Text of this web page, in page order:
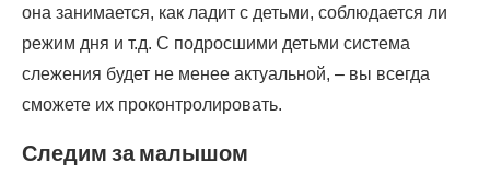
она занимается, как ладит с детьми, соблюдается ли
режим дня и т.д. С подросшими детьми система
слежения будет не менее актуальной, – вы всегда
сможете их проконтролировать.
Следим за малышом